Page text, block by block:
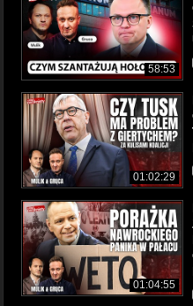
58:53
01:02:29
01:04:55